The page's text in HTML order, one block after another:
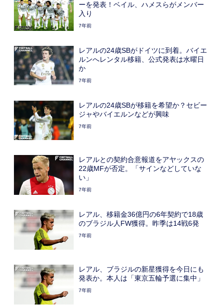
ーを発表！ベイル、ハメスらがメンバー
入り
7年前
レアルの24歳SBがドイツに到着。バイエ
ルンへレンタル移籍、公式発表は水曜日
か
7年前
レアルの24歳SBが移籍を希望か？セビー
ジャやバイエルンなどが興味
7年前
レアルとの契約合意報道をアヤックスの
22歳MFが否定。「サインなどしていな
い」
7年前
レアル、移籍金36億円の6年契約で18歳
のブラジル人FW獲得。昨季は14戦6発
7年前
レアル、ブラジルの新星獲得を今日にも
発表か。本人は「東京五輪予選に集中」
7年前